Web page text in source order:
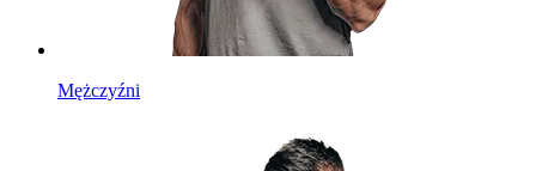
Mężczyźni